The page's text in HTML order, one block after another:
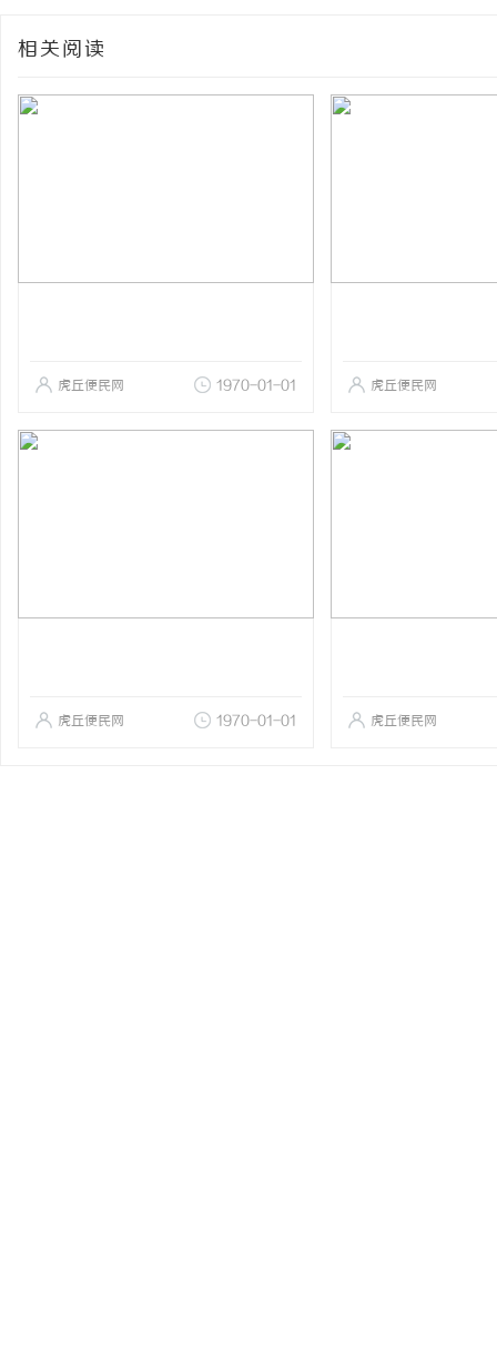
相关阅读
虎丘便民网 1970-01-01 虎丘便民网
虎丘便民网 1970-01-01 虎丘便民网